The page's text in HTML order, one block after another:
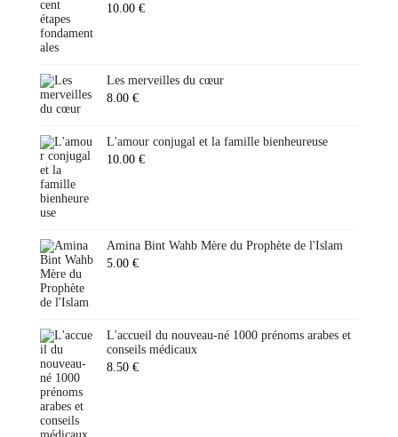
10.00 €
Les merveilles du cœur
8.00 €
L'amour conjugal et la famille bienheureuse
10.00 €
Amina Bint Wahb Mère du Prophète de l'Islam
5.00 €
L'accueil du nouveau-né 1000 prénoms arabes et
conseils médicaux
8.50 €